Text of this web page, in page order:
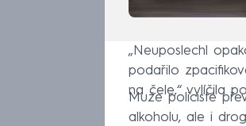
„Neuposlechl
podařilo
na čele,“ vylíčila
Muže policisté
alkoholu, ale i